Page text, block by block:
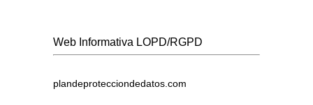
Web Informativa LOPD/RGPD
plandeprotecciondedatos.com